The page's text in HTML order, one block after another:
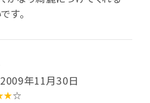
す。
2009年11月30日
☆